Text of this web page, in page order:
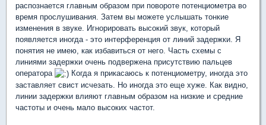
распознается главным образом при повороте потенциометра во
время прослушивания. Затем вы можете услышать тонкие
изменения в звуке. Игнорировать высокий звук, который
появляется иногда - это интерференция от линий задержки. Я
понятия не имею, как избавиться от него. Часть схемы с
линиями задержки очень подвержена присутствию пальцев
оператора
Когда я прикасаюсь к потенциометру, иногда это
заставляет свист исчезать. Но иногда это еще хуже. Как видно,
линии задержки влияют главным образом на низкие и средние
частоты и очень мало высоких частот.